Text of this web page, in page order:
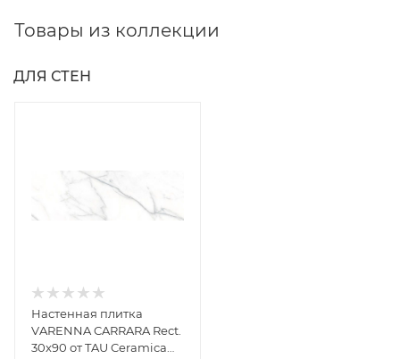
Товары из коллекции
ДЛЯ СТЕН
Настенная плитка
VARENNA CARRARA Rect.
30x90 от TAU Ceramica